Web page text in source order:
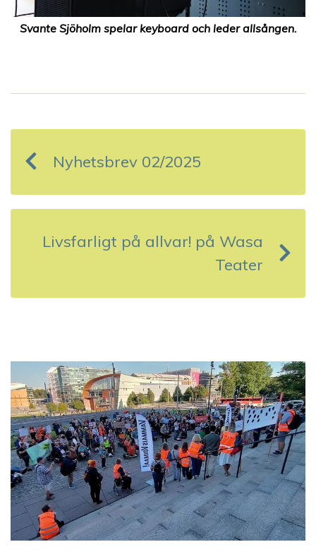
Svante Sjöholm spelar keyboard och leder allsången.
n
ä
s
v
i
g
e
r
i
Nyhetsbrev 02/2025
Livsfarligt på allvar! på Wasa
Teater